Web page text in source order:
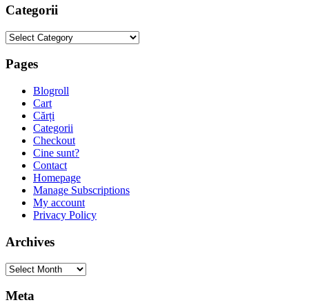
Categorii
Categorii
Pages
Blogroll
Cart
Cărți
Categorii
Checkout
Cine sunt?
Contact
Homepage
Manage Subscriptions
My account
Privacy Policy
Archives
Archives
Meta